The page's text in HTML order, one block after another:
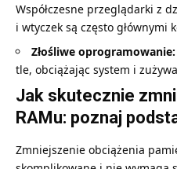
Współczesne przeglądarki z
i wtyczek są często głównymi
Złośliwe oprogramowanie:
tle, obciążając system i
Jak skutecznie
RAMu: poznaj
Zmniejszenie obciążenia